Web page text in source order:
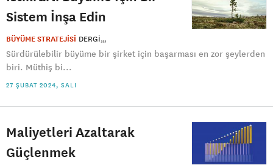
Sistem İnşa Edin
BÜYÜME STRATEJİSİ DERGI
Sürdürülebilir büyüme bir şirket için başarması en zor şeylerden
biri. Müthiş bi...
27 ŞUBAT 2024, SALI
Maliyetleri Azaltarak
Güçlenmek